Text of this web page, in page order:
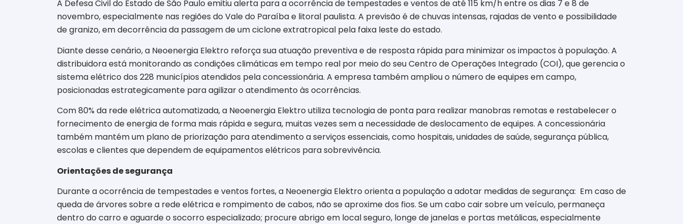
A Defesa Civil do Estado de São Paulo emitiu alerta para a ocorrência de tempestades e ventos de até 115 km/h entre os dias 7 e 8 de
novembro, especialmente nas regiões do Vale do Paraíba e litoral paulista. A previsão é de chuvas intensas, rajadas de vento e possibilidade
de granizo, em decorrência da passagem de um ciclone extratropical pela faixa leste do estado.
Diante desse cenário, a Neoenergia Elektro reforça sua atuação preventiva e de resposta rápida para minimizar os impactos à população. A
distribuidora está monitorando as condições climáticas em tempo real por meio do seu Centro de Operações Integrado (COI), que gerencia o
sistema elétrico dos 228 municípios atendidos pela concessionária. A empresa também ampliou o número de equipes em campo,
posicionadas estrategicamente para agilizar o atendimento às ocorrências.
Com 80% da rede elétrica automatizada, a Neoenergia Elektro utiliza tecnologia de ponta para realizar manobras remotas e restabelecer o
fornecimento de energia de forma mais rápida e segura, muitas vezes sem a necessidade de deslocamento de equipes. A concessionária
também mantém um plano de priorização para atendimento a serviços essenciais, como hospitais, unidades de saúde, segurança pública,
escolas e clientes que dependem de equipamentos elétricos para sobrevivência.
Orientações de segurança
Durante a ocorrência de tempestades e ventos fortes, a Neoenergia Elektro orienta a população a adotar medidas de segurança: Em caso de
queda de árvores sobre a rede elétrica e rompimento de cabos, não se aproxime dos fios. Se um cabo cair sobre um veículo, permaneça
dentro do carro e aguarde o socorro especializado; procure abrigo em local seguro, longe de janelas e portas metálicas, especialmente